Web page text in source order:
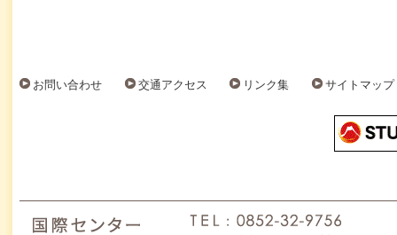
お問い合わせ 交通アクセス リンク集 サイトマップ